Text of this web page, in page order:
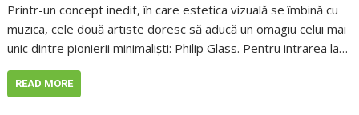
Printr-un concept inedit, în care estetica vizuală se îmbină cu
muzica, cele două artiste doresc să aducă un omagiu celui mai
unic dintre pionierii minimaliști: Philip Glass. Pentru intrarea la…
READ MORE